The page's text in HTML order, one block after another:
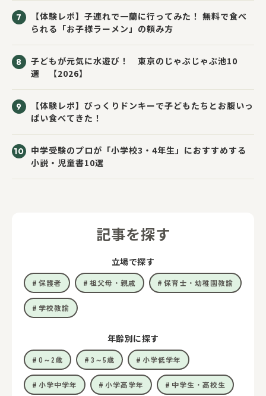
【体験レポ】子連れで一蘭に行ってみた！ 無料で食べ
られる「お子様ラーメン」の頼み方
子どもが元気に水遊び！ 東京のじゃぶじゃぶ池10
選 【2026】
【体験レポ】びっくりドンキーで子どもたちとお腹いっ
ぱい食べてきた！
中学受験のプロが「小学校3・4年生」におすすめする
小説・児童書10選
記事を探す
立場で探す
保護者 祖父母・親戚 保育士・幼稚園教諭
学校教諭
年齢別に探す
0～2歳 3～5歳 小学低学年
小学中学年 小学高学年 中学生・高校生